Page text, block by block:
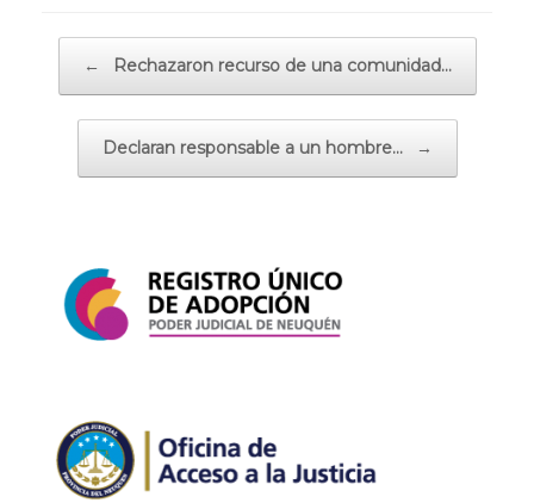
← Rechazaron recurso de una comunidad…
Declaran responsable a un hombre… →